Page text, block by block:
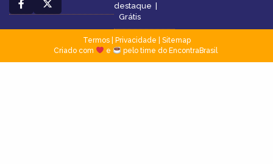
destaque |
Grátis
Termos| Privacidade
Sitemap
Criado com
e pelo time do EncontraBrasil